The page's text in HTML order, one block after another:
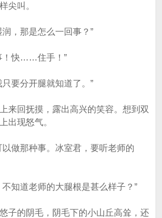
叫。
，那是怎么一回事？”
快……住手！”
要分开腿就知道了。”
回抚摸，露出高兴的笑容。想到双
出现怒气。
那种事。冰室君，要听老师的
知道老师的大腿根是甚么样子？”
的阴毛，阴毛下的小山丘高耸，还